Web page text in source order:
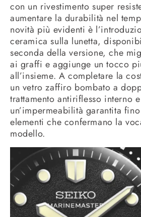
con un rivestimento super
aumentare la durabilità nel
novità più evidenti è
ceramica sulla lunetta,
seconda della versione, che
ai graffi e aggiunge un tocco
all’insieme. A completare la
un vetro zaffiro bombato a
trattamento antiriflesso interno e
un’impermeabilità garantita
elementi che confermano la
modello.